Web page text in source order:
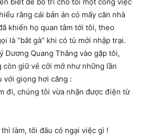
rằng cái bản án có mấy căn nhà
khiến họ quan tâm tới tôi, theo
là “bắt gà” khi có tù mới nhập trại.
Dương Quang Thắng vào gặp tôi,
còn giữ vẻ cởi mở như những lần
với giọng hơi căng :
đi, chúng tôi vừa nhận được điện từ
thì làm, tôi đâu có ngại việc gì !